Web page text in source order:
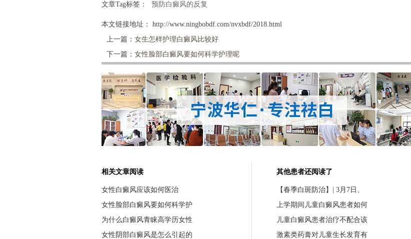
文章Tag标签： 预防白癜风的反复
本文链接地址：
http://www.ningbobdf.com/nvxbdf/2018.html
上一篇： 女生怎样护理白癜风比较好
下一篇： 女性脸部白癜风要如何科学护理呢
相关文章阅读
女性白癜风应该如何医治
女性脸部白癜风要如何科学护
为什么白癜风青睐高学历女性
女性阴部白癜风是怎么引起的
其他患者还阅读了
【春季白斑防治】| 3月7日、
上学期间儿童白癜风患者如何
儿童白癜风患者治疗不配合该
激素类药膏对儿童生长发育有